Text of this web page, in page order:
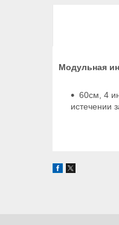
Модульная
60см, 4
истечении